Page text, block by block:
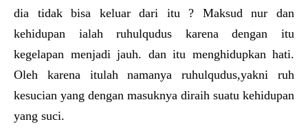
dia tidak bisa keluar dari itu ? Maksud nur dan
kehidupan ialah ruhulqudus karena dengan itu
kegelapan menjadi jauh. dan itu menghidupkan hati.
Oleh karena itulah namanya ruhulqudus,yakni ruh
kesucian yang dengan masuknya diraih suatu kehidupan
yang suci.